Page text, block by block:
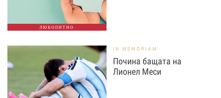
ЛЮБОПИТНО
IN MEMORIAM
Почина бащата на
Лионел Меси